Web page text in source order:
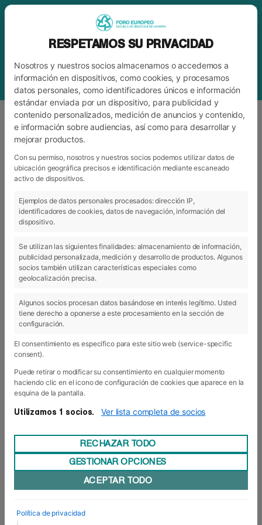
ETIQUETAGRADUADOS
03 Jul 2018
“Desnortados” pero profesionales con
viernes 29 de junio tuvo lugar la ceremonia de
RESPETAMOS SU PRIVACIDAD
Nosotros y nuestros socios almacenamos o accedemos a
información en dispositivos, como cookies, y procesamos
datos personales, como identificadores únicos e información
estándar enviada por un dispositivo, para publicidad y
contenido personalizados, medición de anuncios y contenido,
e información sobre audiencias, así como para desarrollar y
mejorar productos.
Con su permiso, nosotros y nuestros socios podemos utilizar datos de
ubicación geográfica precisos e identificación mediante escaneado
activo de dispositivos.
Ejemplos de datos personales procesados: dirección IP,
identificadores de cookies, datos de navegación, información del
dispositivo.
Se utilizan las siguientes finalidades: almacenamiento de información,
publicidad personalizada, medición y desarrollo de productos. Algunos
socios también utilizan características especiales como
geolocalización precisa.
Algunos socios procesan datos basándose en interés legítimo. Usted
tiene derecho a oponerse a este procesamiento en la sección de
configuración.
El consentimiento es específico para este sitio web (service-specific
consent).
Puede retirar o modificar su consentimiento en cualquier momento
haciendo clic en el icono de configuración de cookies que aparece en la
esquina de la pantalla.
Utilizamos 1 socios. Ver lista completa de socios
RECHAZAR TODO
GESTIONAR OPCIONES
ACEPTAR TODO
Política de privacidad